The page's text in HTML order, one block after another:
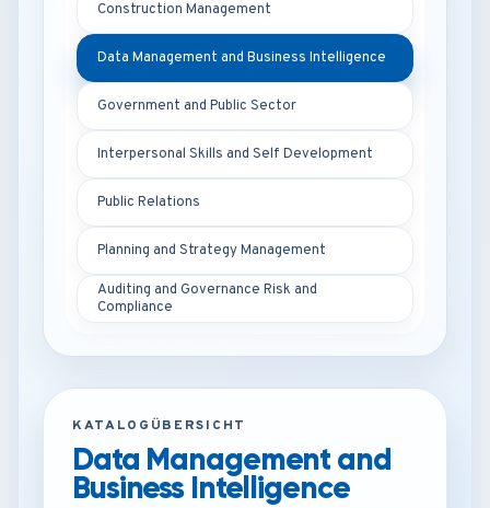
Construction Management
Data Management and Business Intelligence
Government and Public Sector
Interpersonal Skills and Self Development
Public Relations
Planning and Strategy Management
Auditing and Governance Risk and
Compliance
KATALOGÜBERSICHT
Data Management and
Business Intelligence